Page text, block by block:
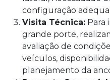
configuração
Visita Técnica: Para
grande porte,
avaliação de
veículos,
planejamento da